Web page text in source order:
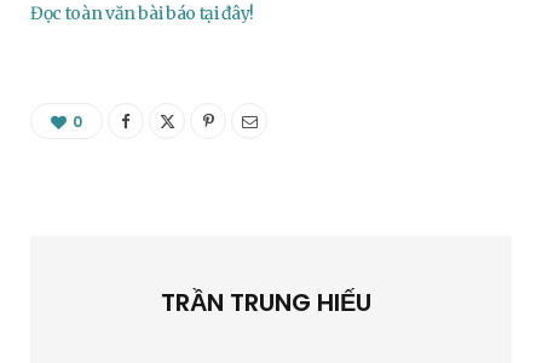
Đọc toàn văn bài báo tại đây!
0
TRẦN TRUNG HIẾU